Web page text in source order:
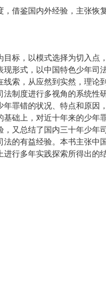
借鉴国内外经验，主张恢复
标，以模式选择为切入点
形式，以中国特色少年司
索，从应然到实然，理论
制度进行多视角的系统性
罪错的状况、特点和原因
础上，对近十年来的少年
又总结了国内三十年少年
的有益经验。本书主张中
行多年实践探索所得出的结